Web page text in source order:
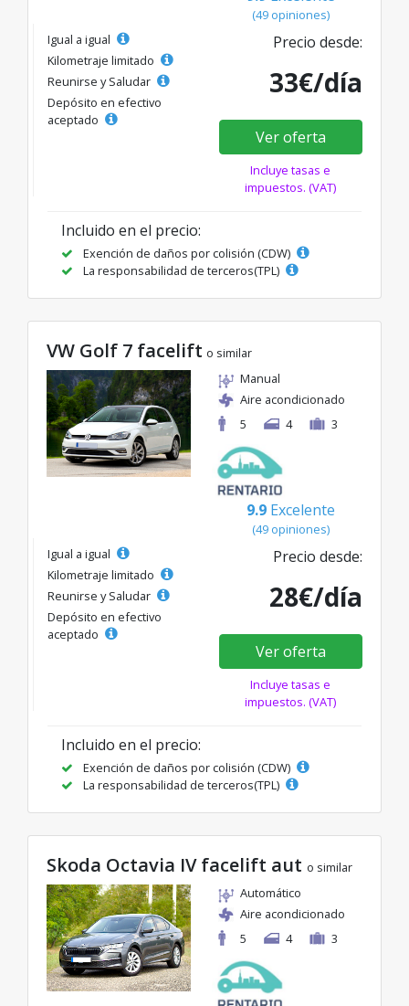
(49 opiniones)
Igual a igual
Kilometraje limitado
Reunirse y Saludar
Depósito en efectivo
aceptado
Precio desde:
33€/día
Ver oferta
Incluye tasas e
impuestos. (VAT)
Incluido en el precio:
Exención de daños por colisión (CDW)
La responsabilidad de terceros(TPL)
VW Golf 7 facelift o similar
Manual
Aire acondicionado
5
4 3
9.9 Excelente
(49 opiniones)
Igual a igual
Kilometraje limitado
Reunirse y Saludar
Depósito en efectivo
aceptado
Precio desde:
28€/día
Ver oferta
Incluye tasas e
impuestos. (VAT)
Incluido en el precio:
Exención de daños por colisión (CDW)
La responsabilidad de terceros(TPL)
Skoda Octavia IV facelift aut o similar
Automático
Aire acondicionado
5
4 3